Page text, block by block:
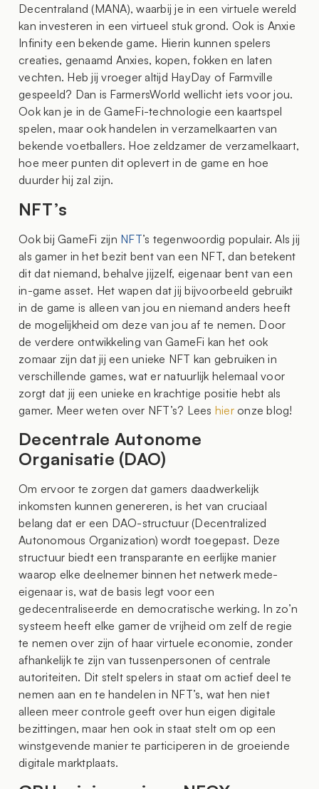
Decentraland (MANA), waarbij je in een virtuele wereld
kan investeren in een virtueel stuk grond. Ook is Anxie
Infinity een bekende game. Hierin kunnen spelers
creaties, genaamd Anxies, kopen, fokken en laten
vechten. Heb jij vroeger altijd HayDay of Farmville
gespeeld? Dan is FarmersWorld wellicht iets voor jou.
Ook kan je in de GameFi-technologie een kaartspel
spelen, maar ook handelen in verzamelkaarten van
bekende voetballers. Hoe zeldzamer de verzamelkaart,
hoe meer punten dit oplevert in de game en hoe
duurder hij zal zijn.
NFT’s
Ook bij GameFi zijn NFT’s tegenwoordig populair. Als jij
als gamer in het bezit bent van een NFT, dan betekent
dit dat niemand, behalve jijzelf, eigenaar bent van een
in-game asset. Het wapen dat jij bijvoorbeeld gebruikt
in de game is alleen van jou en niemand anders heeft
de mogelijkheid om deze van jou af te nemen. Door
de verdere ontwikkeling van GameFi kan het ook
zomaar zijn dat jij een unieke NFT kan gebruiken in
verschillende games, wat er natuurlijk helemaal voor
zorgt dat jij een unieke en krachtige positie hebt als
gamer. Meer weten over NFT’s? Lees hieronze blog!
Decentrale Autonome
Organisatie (DAO)
Om ervoor te zorgen dat gamers daadwerkelijk
inkomsten kunnen genereren, is het van cruciaal
belang dat er een DAO-structuur (Decentralized
Autonomous Organization) wordt toegepast. Deze
structuur biedt een transparante en eerlijke manier
waarop elke deelnemer binnen het netwerk mede-
eigenaar is, wat de basis legt voor een
gedecentraliseerde en democratische werking. In zo’n
systeem heeft elke gamer de vrijheid om zelf de regie
te nemen over zijn of haar virtuele economie, zonder
afhankelijk te zijn van tussenpersonen of centrale
autoriteiten. Dit stelt spelers in staat om actief deel te
nemen aan en te handelen in NFT’s, wat hen niet
alleen meer controle geeft over hun eigen digitale
bezittingen, maar hen ook in staat stelt om op een
winstgevende manier te participeren in de groeiende
digitale marktplaats.